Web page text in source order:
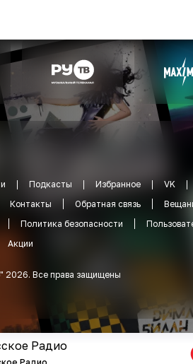
Подкасты Избранное VK
Контакты Обратная связь
Политика безопасности
Акции
" 2026. Все права защищены
Радио